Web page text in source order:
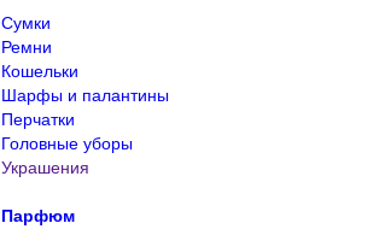
Сумки
Ремни
Кошельки
Шарфы и палантины
Перчатки
Головные уборы
Украшения
Парфюм